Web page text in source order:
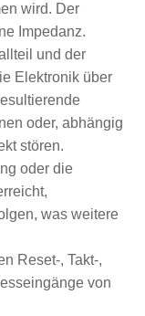
wird. Der
Impedanz.
und der
Elektronik über
oder, abhängig
stören.
oder die
was weitere
Reset-, Takt-,
von